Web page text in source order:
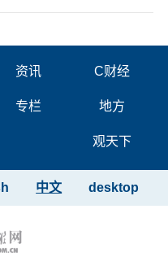
资讯 C财经
专栏 地方
观天下
desktop
中文